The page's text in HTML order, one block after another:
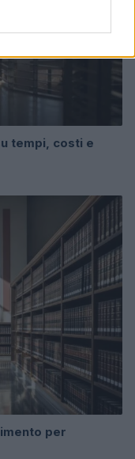
tempi, costi e
per